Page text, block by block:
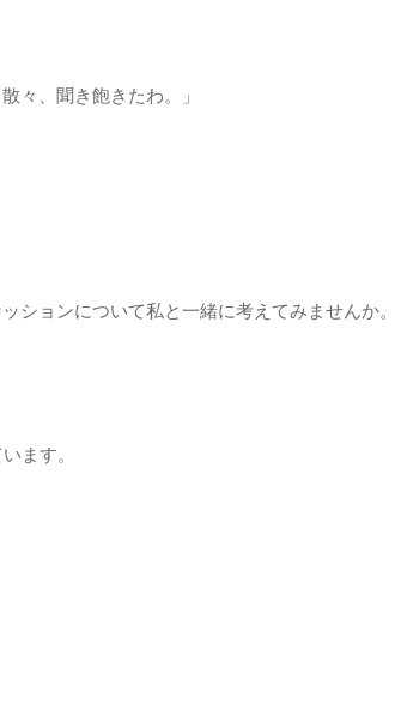
々、聞き飽きたわ。」
ションについて私と一緒に考えてみませんか。
ます。